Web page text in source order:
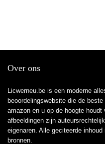
Over ons
Licwerneu.be is een moderne
beoordelingswebsite die de
amazon en u op de hoogte
afbeeldingen zijn
eigenaren. Alle geciteerde
bronnen.